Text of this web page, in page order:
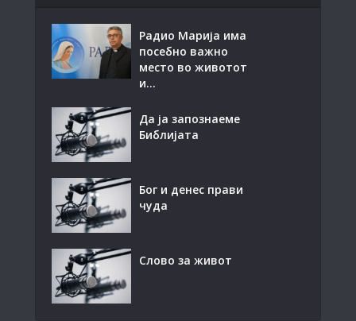
Радио Марија има
посебно важно
место во животот
и...
Да ја запознаеме
Библијата
Бог и денес прави
чуда
Слово за живот